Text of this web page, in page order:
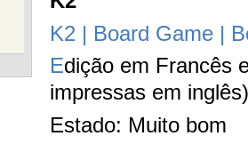
K2 | Board Game |
Edição em Francês
impressas em inglês)
Estado: Muito bom